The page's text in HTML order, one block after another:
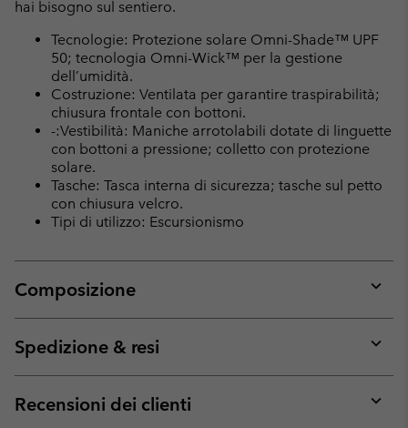
hai bisogno sul sentiero.
Tecnologie: Protezione solare Omni-Shade™ UPF
50; tecnologia Omni-Wick™ per la gestione
dell’umidità.
Costruzione: Ventilata per garantire traspirabilità;
chiusura frontale con bottoni.
-:Vestibilità: Maniche arrotolabili dotate di linguette
con bottoni a pressione; colletto con protezione
solare.
Tasche: Tasca interna di sicurezza; tasche sul petto
con chiusura velcro.
Tipi di utilizzo: Escursionismo
Composizione
or
Spedizione & resi
or
Recensioni dei clienti